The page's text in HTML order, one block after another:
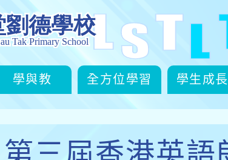
學與教 全方位學習 學生成
第三屆香港英